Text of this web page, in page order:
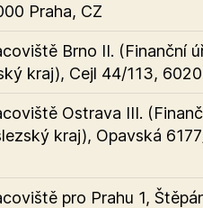
Praha, CZ
Brno II. (Finanční
kraj), Cejl 44/113,
Ostrava III.
kraj), Opavská
pro Prahu 1,